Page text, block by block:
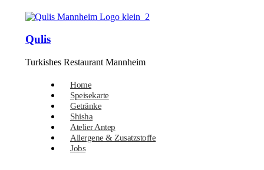
Qulis
Turkishes Restaurant Mannheim
Home
Speisekarte
Getränke
Shisha
Atelier Antep
Allergene & Zusatzstoffe
Jobs